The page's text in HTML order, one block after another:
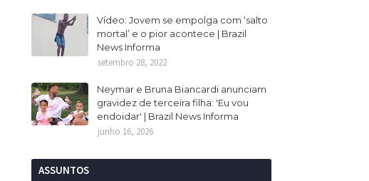
Vídeo: Jovem se empolga com ‘salto
mortal’ e o pior acontece | Brazil
News Informa
setembro 28, 2022
Neymar e Bruna Biancardi anunciam
gravidez de terceira filha: 'Eu vou
endoidar' | Brazil News Informa
junho 16, 2026
ASSUNTOS